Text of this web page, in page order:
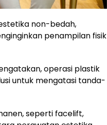
non-bedah,
penampilan fisik
operasi plastik
untuk mengatasi tanda-
seperti facelift,